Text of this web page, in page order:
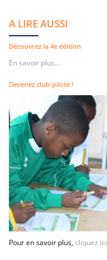
A LIRE AUSSI
Découvrez la 4e édition
En savoir plus...
Devenez club-pilote !
Pour en savoir plus, cliquez ici